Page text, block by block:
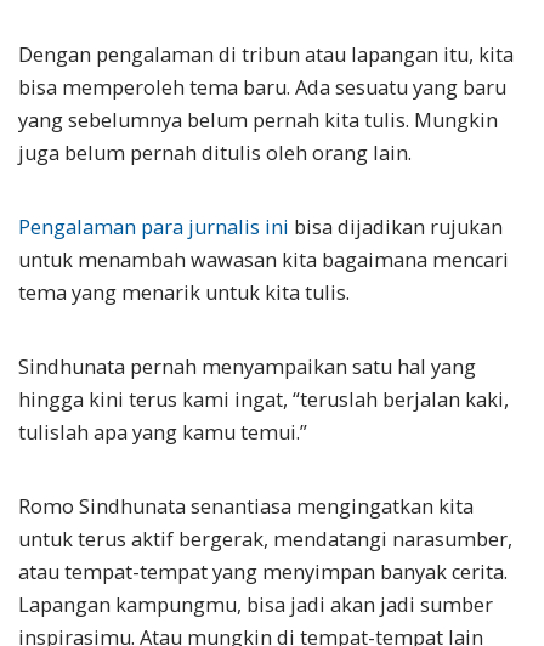
Dengan pengalaman di tribun atau lapangan itu, kita
bisa memperoleh tema baru. Ada sesuatu yang baru
yang sebelumnya belum pernah kita tulis. Mungkin
juga belum pernah ditulis oleh orang lain.
Pengalaman para jurnalis ini bisa dijadikan rujukan
untuk menambah wawasan kita bagaimana mencari
tema yang menarik untuk kita tulis.
Sindhunata pernah menyampaikan satu hal yang
hingga kini terus kami ingat, “teruslah berjalan kaki,
tulislah apa yang kamu temui.”
Romo Sindhunata senantiasa mengingatkan kita
untuk terus aktif bergerak, mendatangi narasumber,
atau tempat-tempat yang menyimpan banyak cerita.
Lapangan kampungmu, bisa jadi akan jadi sumber
inspirasimu. Atau mungkin di tempat-tempat lain